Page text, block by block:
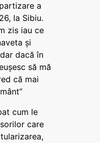
a
la Sibiu.
zis iau ce
și
dacă în
să mă
că mai
cum le
care